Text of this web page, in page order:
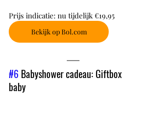
Prijs indicatie: nu tijdelijk €19,95
Bekijk op Bol.com
#6 Babyshower cadeau: Giftbox
baby